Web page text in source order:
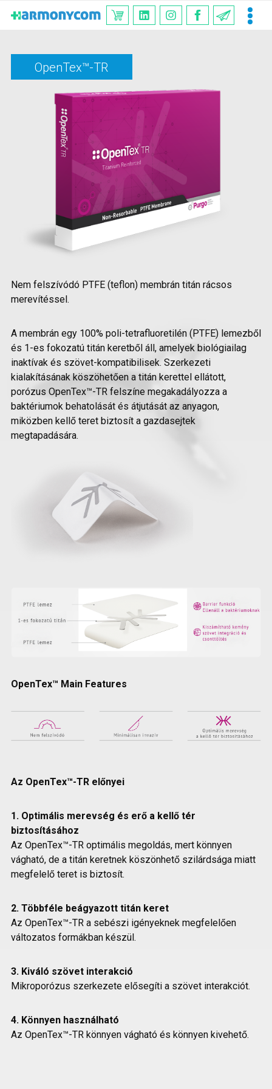
OpenTex™-TR
Nem felszívódó PTFE (teflon) membrán titán rácsos
merevítéssel.
A membrán egy 100% poli-tetrafluoretilén (PTFE) lemezből
és 1-es fokozatú titán keretből áll, amelyek biológiailag
inaktívak és szövet-kompatibilisek. Szerkezeti
kialakításának köszöhetően a titán kerettel ellátott,
porózus OpenTex™-TR felszíne megakadályozza a
baktériumok behatolását és átjutását az anyagon,
miközben kellő teret biztosít a gazdasejtek
megtapadására.
OpenTex™ Main Features
Az OpenTex™-TR előnyei
1. Optimális merevség és erő a kellő tér
biztosításához
Az OpenTex™-TR optimális megoldás, mert könnyen
vágható, de a titán keretnek köszönhető szilárdsága miatt
megfelelő teret is biztosít.
2. Többféle beágyazott titán keret
Az OpenTex™-TR a sebészi igényeknek megfelelően
változatos formákban készül.
3. Kiváló szövet interakció
Mikroporózus szerkezete elősegíti a szövet interakciót.
4. Könnyen használható
Az OpenTex™-TR könnyen vágható és könnyen kivehető.